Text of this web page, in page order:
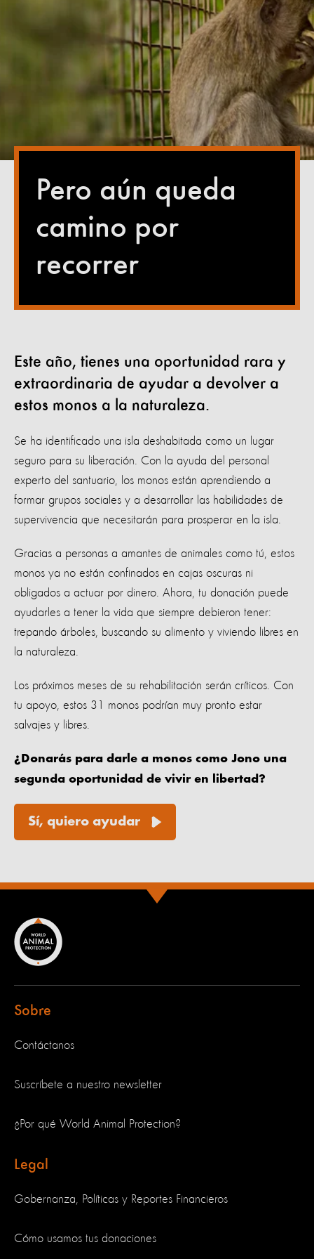
Pero aún queda
camino por
recorrer
Este año, tienes una oportunidad rara y
extraordinaria de ayudar a devolver a
estos monos a la naturaleza.
Se ha identificado una isla deshabitada como un lugar
seguro para su liberación. Con la ayuda del personal
experto del santuario, los monos están aprendiendo a
formar grupos sociales y a desarrollar las habilidades de
supervivencia que necesitarán para prosperar en la isla.
Gracias a personas a amantes de animales como tú, estos
monos ya no están confinados en cajas oscuras ni
obligados a actuar por dinero. Ahora, tu donación puede
ayudarles a tener la vida que siempre debieron tener:
trepando árboles, buscando su alimento y viviendo libres en
la naturaleza.
Los próximos meses de su rehabilitación serán críticos. Con
tu apoyo, estos 31 monos podrían muy pronto estar
salvajes y libres.
¿Donarás para darle a monos como Jono una
segunda oportunidad de vivir en libertad?
Sí, quiero ayudar
Sobre
Contáctanos
Suscríbete a nuestro newsletter
¿Por qué World Animal Protection?
Legal
Gobernanza, Políticas y Reportes Financieros
Cómo usamos tus donaciones